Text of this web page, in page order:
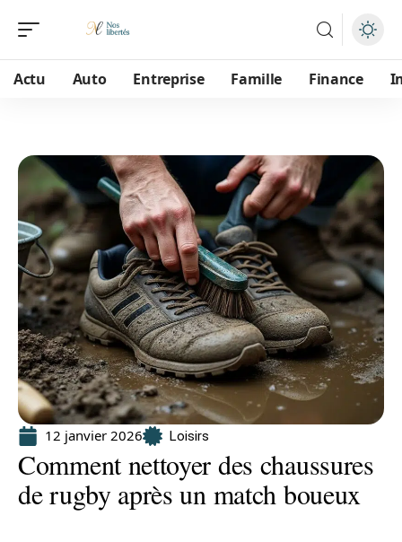
Actu Auto Entreprise Famille Finance
12 janvier 2026 Loisirs
Comment nettoyer des chaussures
de rugby après un match boueux